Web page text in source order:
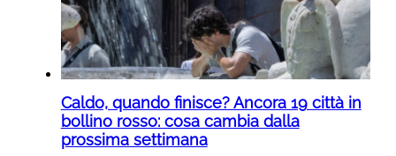
Caldo, quando finisce? Ancora 19 città in
bollino rosso: cosa cambia dalla
prossima settimana